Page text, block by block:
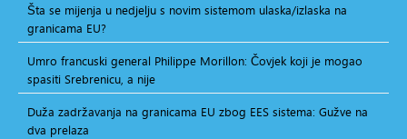
Šta se mijenja u nedjelju s novim sistemom ulaska/izlaska na
granicama EU?
Umro francuski general Philippe Morillon: Čovjek koji je mogao
spasiti Srebrenicu, a nije
Duža zadržavanja na granicama EU zbog EES sistema: Gužve na
dva prelaza